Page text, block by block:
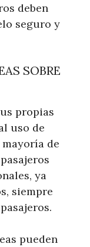
deben
seguro y
SOBRE
propias
uso de
de
ya
siempre
pueden